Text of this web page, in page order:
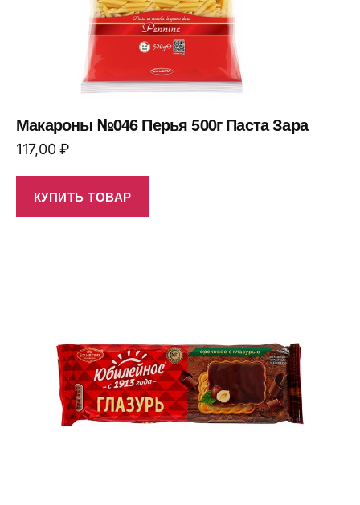
Макароны №046 Перья 500г Паста Зара
117,00₽
КУПИТЬ ТОВАР